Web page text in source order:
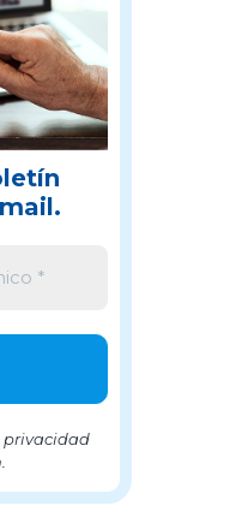
privacidad